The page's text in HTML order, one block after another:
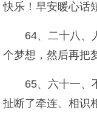
快乐！早安暖心话
64、二十八、
个梦想，然后再把
65、六十一、
扯断了牵连。相识